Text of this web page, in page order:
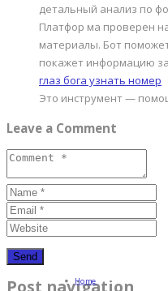
детальный анализ по
Платфор ма проверен
материалы. Бот
покажет информацию
глаз бога узнать номер
Это инструмент —
Leave a Comment
Home